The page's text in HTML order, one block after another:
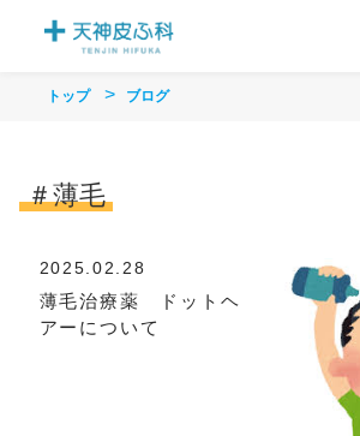
トップ ブログ
＃薄毛
2025.02.28
薄毛治療薬 ドットヘ
アーについて